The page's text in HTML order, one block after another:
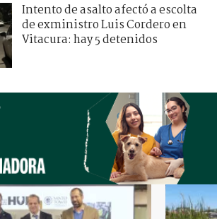
Intento de asalto afectó a escolta
de exministro Luis Cordero en
Vitacura: hay 5 detenidos